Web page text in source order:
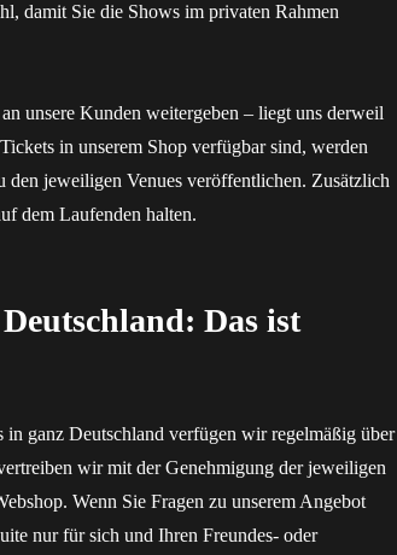
damit Sie die Shows im privaten Rahmen
unsere Kunden weitergeben – liegt uns derweil
in unserem Shop verfügbar sind, werden
den jeweiligen Venues veröffentlichen. Zusätzlich
dem Laufenden halten.
Das ist
ganz Deutschland verfügen wir regelmäßig über
wir mit der Genehmigung der jeweiligen
Wenn Sie Fragen zu unserem Angebot
nur für sich und Ihren Freundes- oder